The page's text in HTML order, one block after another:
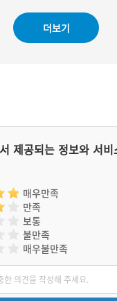
아이에게
는 떡을
훈장과 과
밭이 다 떨
십자가
조비’가는
더보기
제공되는 정보와 서
매우만족
만족
보통
불만족
매우불만족